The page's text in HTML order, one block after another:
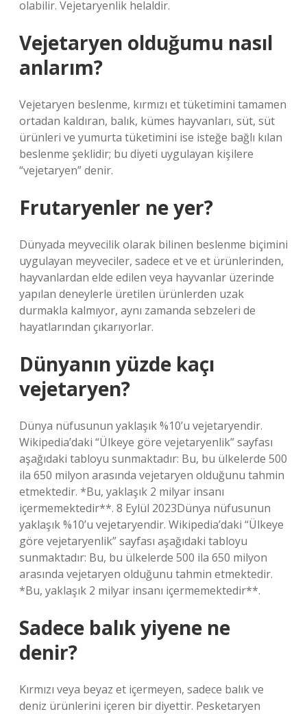
olabilir. Vejetaryenlik helaldir.
Vejetaryen olduğumu nasıl
anlarım?
Vejetaryen beslenme, kırmızı et tüketimini tamamen
ortadan kaldıran, balık, kümes hayvanları, süt, süt
ürünleri ve yumurta tüketimini ise isteğe bağlı kılan
beslenme şeklidir; bu diyeti uygulayan kişilere
“vejetaryen” denir.
Frutaryenler ne yer?
Dünyada meyvecilik olarak bilinen beslenme biçimini
uygulayan meyveciler, sadece et ve et ürünlerinden,
hayvanlardan elde edilen veya hayvanlar üzerinde
yapılan deneylerle üretilen ürünlerden uzak
durmakla kalmıyor, aynı zamanda sebzeleri de
hayatlarından çıkarıyorlar.
Dünyanın yüzde kaçı
vejetaryen?
Dünya nüfusunun yaklaşık %10’u vejetaryendir.
Wikipedia’daki “Ülkeye göre vejetaryenlik” sayfası
aşağıdaki tabloyu sunmaktadır: Bu, bu ülkelerde 500
ila 650 milyon arasında vejetaryen olduğunu tahmin
etmektedir. *Bu, yaklaşık 2 milyar insanı
içermemektedir**. 8 Eylül 2023Dünya nüfusunun
yaklaşık %10’u vejetaryendir. Wikipedia’daki “Ülkeye
göre vejetaryenlik” sayfası aşağıdaki tabloyu
sunmaktadır: Bu, bu ülkelerde 500 ila 650 milyon
arasında vejetaryen olduğunu tahmin etmektedir.
*Bu, yaklaşık 2 milyar insanı içermemektedir**.
Sadece balık yiyene ne
denir?
Kırmızı veya beyaz et içermeyen, sadece balık ve
deniz ürünlerini içeren bir diyettir. Pesketaryen